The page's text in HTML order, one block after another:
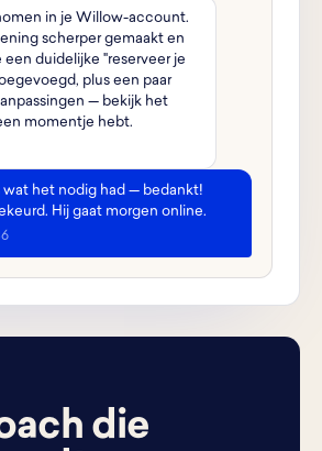
in je Willow-account.
scherper gemaakt en
duidelijke "reserveer je
plus een paar
— bekijk het
momentje hebt.
wat het nodig had — bedankt!
Hij gaat morgen online.
die